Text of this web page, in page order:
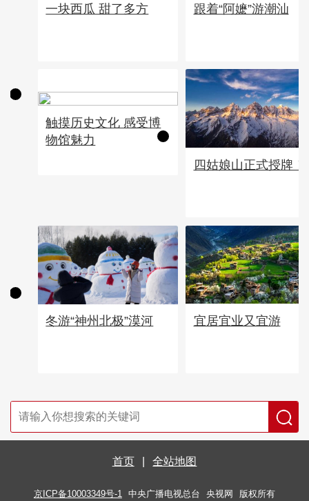
一块西瓜 甜了多方 跟着“阿嬷”游潮汕
触摸历史文化 感受博
物馆魅力
四姑娘山正式授牌！
冬游“神州北极”漠河 宜居宜业又宜游
首页 全站地图
京ICP备10003349号-1 中央广播电视总台 央视网 版权所有